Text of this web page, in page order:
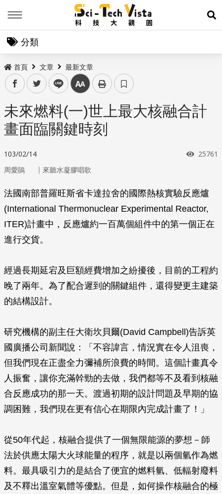
展
分類
首頁 文章 最新文章
facebooktwitter line 中
未來燃料(一)世上最大核融合計
畫面臨關鍵時刻
103/02/14 瀏覽次
25761
周愛鵑 ｜ 來聽水凝膠唱歌
法國南部普羅旺斯省卡達拉舍的國際熱核實驗反應爐
(International Thermonuclear Experimental Reactor,
ITER)計畫中，反應爐約一百萬個組件中的第一個正在
進行交貨。
經過長期延宕及巨額經費增加之紛擾後，目前的工程約
晚了兩年。為了配合遲到的關鍵組件，還得變更主建築
的結構設計。
研究機構的副主任大衛坎貝爾(David Campbell)告訴英
國廣播公司新聞說：「不容諱言，情況實在令人沮喪，
但我們現在正盡全力彌補所浪費的時間。這個計畫真令
人振奮，讓你充滿幹勁的去做，我們都等不及看到核融
合反應成功的那一天。渡過初期的設計問題及早期的協
調困難，我們現在更有信心在期限內完成計畫了！」
從50年代起，核融合提供了一個無限能源的夢想－師
法於供應太陽大火球能量的程序，就是以兩個氫作為燃
料。最具吸引力的是結合了便宜的燃料氫、低輻射廢料
及不釋出溫室氣體等優點。但是，如何操作核融合的極